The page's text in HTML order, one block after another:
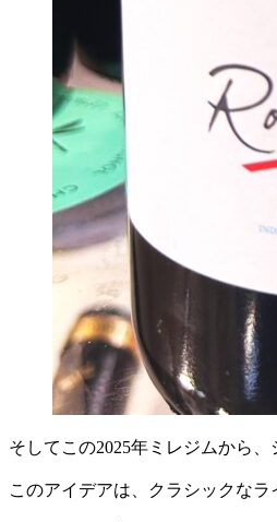
そしてこの2025年ミレジムから
このアイデアは、クラシックな